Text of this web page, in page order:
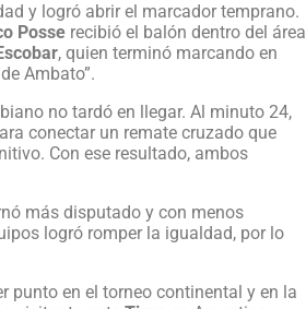
y logró abrir el marcador temprano.
Posse recibió el balón dentro del área
, quien terminó marcando en
Ambato”.
no tardó en llegar. Al minuto 24,
conectar un remate cruzado que
Con ese resultado, ambos
más disputado y con menos
logró romper la igualdad, por lo
punto en el torneo continental y en la